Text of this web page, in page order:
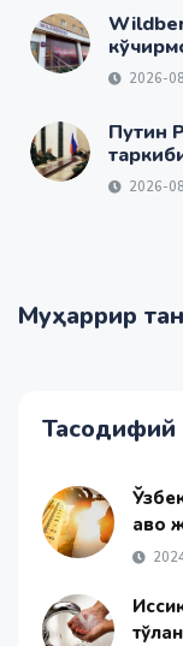
2026-
Путин
2026-
Муҳаррир
Тасодифий
ҳаво